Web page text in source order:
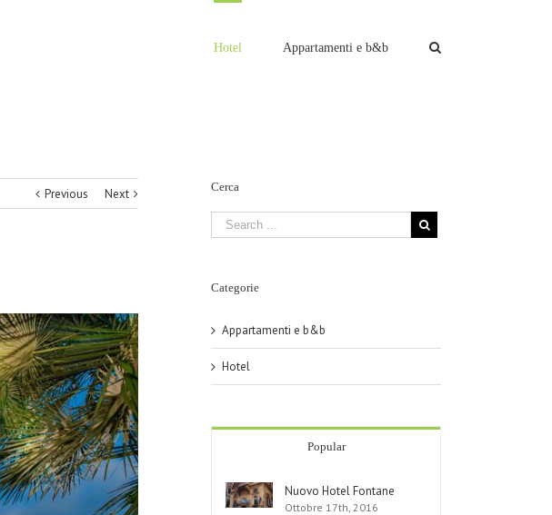
Hotel Appartamenti e b&b
Previous Next Cerca
Categorie
Appartamenti e b&b
Hotel
Popular
Nuovo Hotel Fontane
Ottobre 17th, 2016